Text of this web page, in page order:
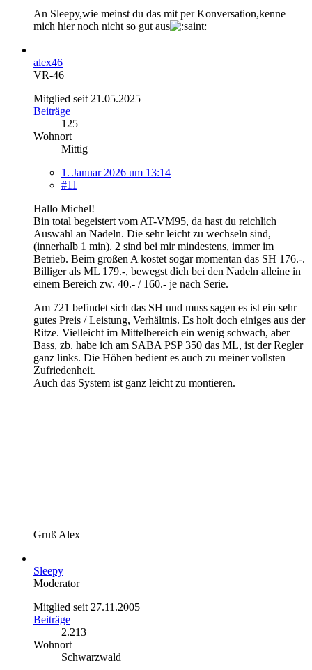
An Sleepy,wie meinst du das mit per Konversation,kenne
mich hier noch nicht so gut aus
alex46
VR-46
Mitglied seit 21.05.2025
Beiträge
125
Wohnort
Mittig
1. Januar 2026 um 13:14
#11
Hallo Michel!
Bin total begeistert vom AT-VM95, da hast du reichlich
Auswahl an Nadeln. Die sehr leicht zu wechseln sind,
(innerhalb 1 min). 2 sind bei mir mindestens, immer im
Betrieb. Beim großen A kostet sogar momentan das SH 176.-.
Billiger als ML 179.-, bewegst dich bei den Nadeln alleine in
einem Bereich zw. 40.- / 160.- je nach Serie.
Am 721 befindet sich das SH und muss sagen es ist ein sehr
gutes Preis / Leistung, Verhältnis. Es holt doch einiges aus der
Ritze. Vielleicht im Mittelbereich ein wenig schwach, aber
Bass, zb. habe ich am SABA PSP 350 das ML, ist der Regler
ganz links. Die Höhen bedient es auch zu meiner vollsten
Zufriedenheit.
Auch das System ist ganz leicht zu montieren.
Gruß Alex
Sleepy
Moderator
Mitglied seit 27.11.2005
Beiträge
2.213
Wohnort
Schwarzwald